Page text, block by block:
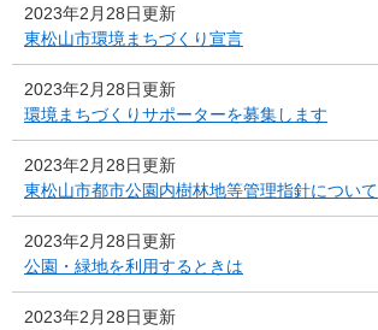
2023年2月28日更新
東松山市環境まちづくり宣言
2023年2月28日更新
環境まちづくりサポーターを募集します
2023年2月28日更新
東松山市都市公園内樹林地等管理指針について
2023年2月28日更新
公園・緑地を利用するときは
2023年2月28日更新